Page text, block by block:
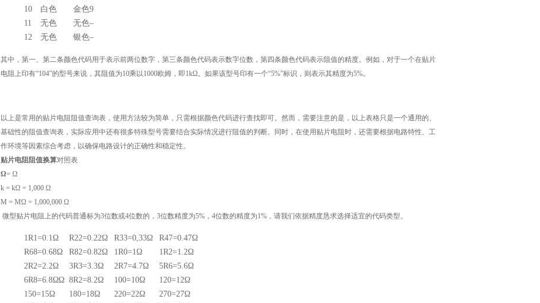
10
白色 金色9
11
无色 无色–
12
无色 银色–
其中，第一、第二条颜色代码用于表示前两位数字，第三条颜色代码表示数字位数，第四条颜色代码表示阻值的精度。例如，对于一个在贴片
电阻上印有“104”的型号来说，其阻值为10乘以1000欧姆，即1kΩ。如果该型号印有一个“5%”标识，则表示其精度为5%。
以上是常用的贴片电阻阻值查询表，使用方法较为简单，只需根据颜色代码进行查找即可。然而，需要注意的是，以上表格只是一个通用的、
基础性的阻值查询表，实际应用中还有很多特殊型号需要结合实际情况进行阻值的判断。同时，在使用贴片电阻时，还需要根据电路特性、工
作环境等因素综合考虑，以确保电路设计的正确性和稳定性。
贴片电阻阻值换算对照表
Ω= Ω
k = kΩ = 1,000 Ω
M = MΩ = 1,000,000 Ω
微型贴片电阻上的代码普通标为3位数或4位数的，3位数精度为5%，4位数的精度为1%，请我们依据精度恳求选择适宜的代码类型。
1R1=0.1Ω R22=0.22Ω R33=0,33Ω
R47=0.47Ω
R68=0.68Ω
R82=0.82Ω 1R0=1Ω
1R2=1.2Ω
2R2=2.2Ω
3R3=3.3Ω 2R7=4.7Ω
5R6=5.6Ω
6R8=6.8ΩΩ 8R2=8.2Ω 100=10Ω
120=12Ω
150=15Ω
180=18Ω 220=22Ω
270=27Ω